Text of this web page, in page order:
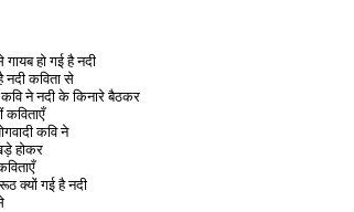
गायब हो गई है नदी
नदी कविता से
ने नदी के किनारे बैठकर
कविताएँ
कवि ने
होकर
क्यों गई है नदी